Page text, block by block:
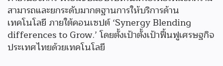
สามารถและยกระดับมากตฐานการให้บริการด้าน
เทคโนโลยี ภายใต้คอนเซปต์ ‘Synergy Blending
differences to Grow.’ โดยตั้งเป้าตั้งเป้าฟื้นฟูเศรษฐกิจ
ประเทศไทยด้วยเทคโนโลยี